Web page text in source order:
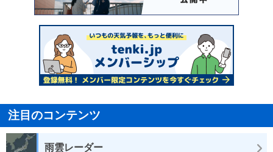
注目のコンテンツ
雨雲レーダー